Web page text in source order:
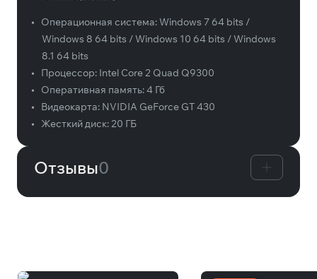
• Операционная система:Windows 7 64 bits /
Windows 8 64 bits / Windows 10 64 bits / Windows
8.1 64 bits
•
Процессор: Intel Core 2 Quad Q9300
•
Оперативная память:4 Гб
•
Видеокарта: NVIDIA GeForce GT 430
•
Жесткий диск:20 ГБ
Отзывы0